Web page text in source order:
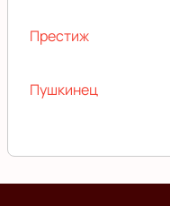
Престиж
Пушкинец